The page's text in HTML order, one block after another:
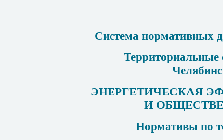
Система нормативных
ЭНЕРГЕТИЧЕСКАЯ
И
Нормативы по